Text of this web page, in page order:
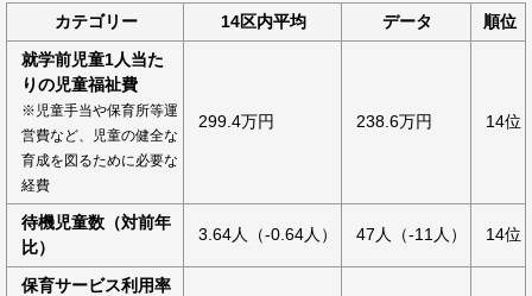
カテゴリー 14区内平均 データ
順位
就学前児童1人当た
りの児童福祉費
※児童手当や保育所等運
営費など、児童の健全な
育成を図るために必要な
経費
299.4万円 238.6万円 14位
待機児童数（対前年
比）
3.64人（-0.64人） 47人（-11人） 14位
保育サービス利用率